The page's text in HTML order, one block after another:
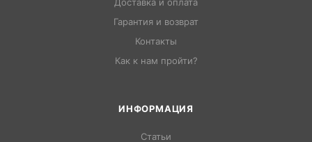
Доставка и оплата
Гарантия и возврат
Контакты
Как к нам пройти?
ИНФОРМАЦИЯ
Статьи